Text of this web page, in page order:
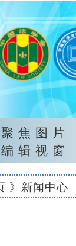
聚焦图片
编辑视窗
》新闻中心